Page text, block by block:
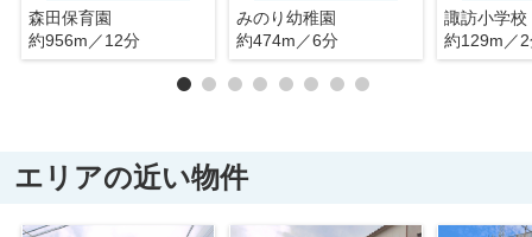
森田保育園
約956m／12分
みのり幼稚園
約474m／6分
諏訪小学校
約129m／
エリアの近い物件